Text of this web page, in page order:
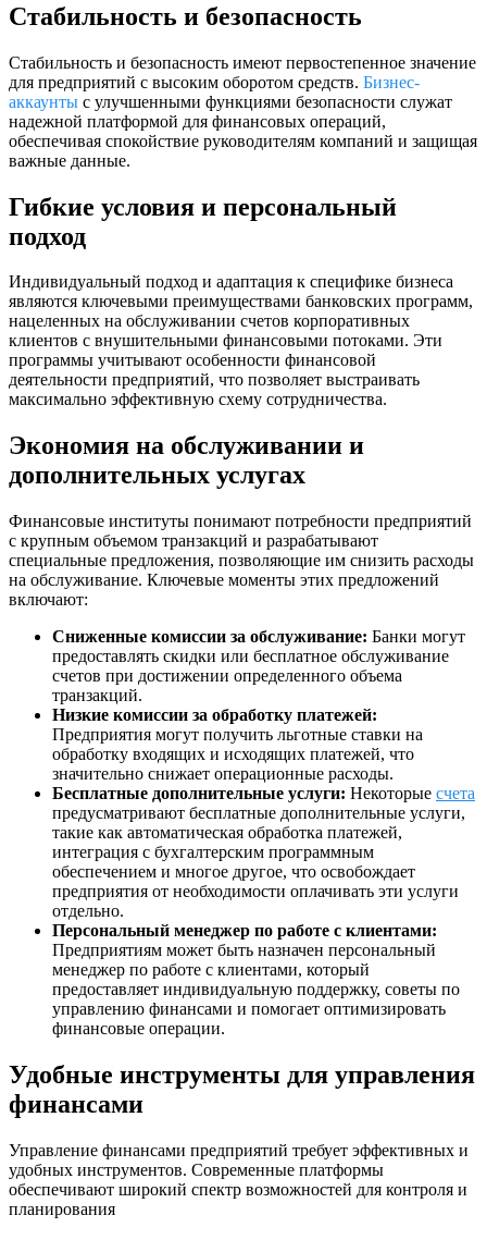
Стабильность и безопасность
Стабильность и безопасность имеют первостепенное значение
для предприятий с высоким оборотом средств. Бизнес-
аккаунты с улучшенными функциями безопасности служат
надежной платформой для финансовых операций,
обеспечивая спокойствие руководителям компаний и защищая
важные данные.
Гибкие условия и персональный
подход
Индивидуальный подход и адаптация к специфике бизнеса
являются ключевыми преимуществами банковских программ,
нацеленных на обслуживании счетов корпоративных
клиентов с внушительными финансовыми потоками. Эти
программы учитывают особенности финансовой
деятельности предприятий, что позволяет выстраивать
максимально эффективную схему сотрудничества.
Экономия на обслуживании и
дополнительных услугах
Финансовые институты понимают потребности предприятий
с крупным объемом транзакций и разрабатывают
специальные предложения, позволяющие им снизить расходы
на обслуживание. Ключевые моменты этих предложений
включают:
Сниженные комиссии за обслуживание: Банки могут
предоставлять скидки или бесплатное обслуживание
счетов при достижении определенного объема
транзакций.
Низкие комиссии за обработку платежей:
Предприятия могут получить льготные ставки на
обработку входящих и исходящих платежей, что
значительно снижает операционные расходы.
Бесплатные дополнительные услуги: Некоторые счета
предусматривают бесплатные дополнительные услуги,
такие как автоматическая обработка платежей,
интеграция с бухгалтерским программным
обеспечением и многое другое, что освобождает
предприятия от необходимости оплачивать эти услуги
отдельно.
Персональный менеджер по работе с клиентами:
Предприятиям может быть назначен персональный
менеджер по работе с клиентами, который
предоставляет индивидуальную поддержку, советы по
управлению финансами и помогает оптимизировать
финансовые операции.
Удобные инструменты для управления
финансами
Управление финансами предприятий требует эффективных и
удобных инструментов. Современные платформы
обеспечивают широкий спектр возможностей для контроля и
планирования